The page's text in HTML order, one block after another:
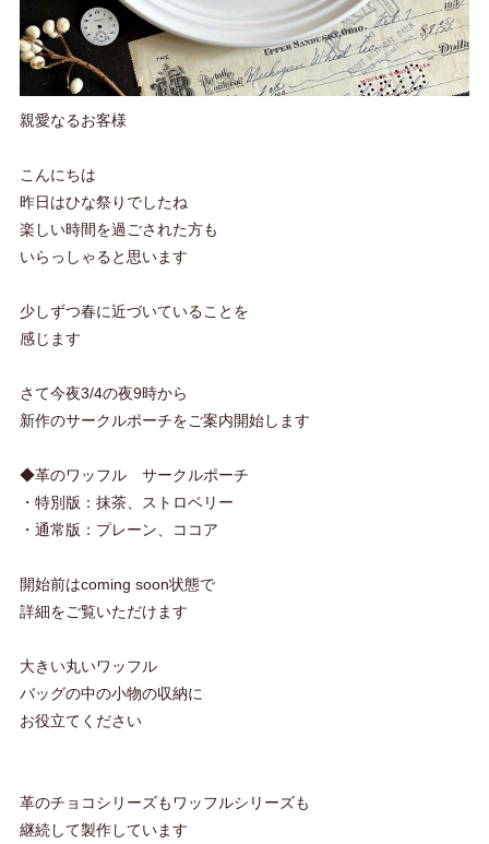
親愛なるお客様
こんにちは
昨日はひな祭りでしたね
楽しい時間を過ごされた方も
いらっしゃると思います
少しずつ春に近づいていることを
感じます
さて今夜3/4の夜9時から
新作のサークルポーチをご案内開始します
◆革のワッフル サークルポーチ
・特別版：抹茶、ストロベリー
・通常版：プレーン、ココア
開始前はcoming soon状態で
詳細をご覧いただけます
大きい丸いワッフル
バッグの中の小物の収納に
お役立てください
革のチョコシリーズもワッフルシリーズも
継続して製作しています